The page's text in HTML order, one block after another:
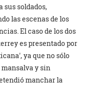
sus soldados,
las escenas de los
El caso de los dos
es presentado por
, ya que no sólo
y sin
manchar la